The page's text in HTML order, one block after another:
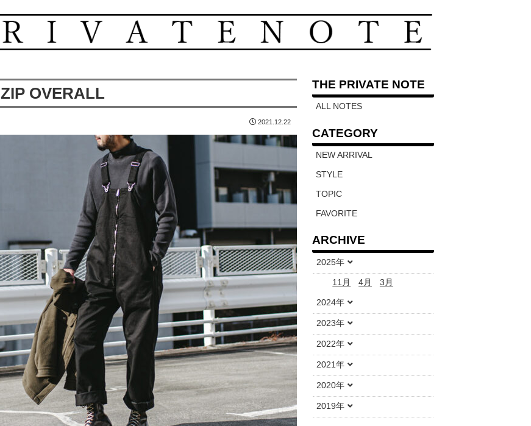
ZIP OVERALL
2021.12.22
THE PRIVATE NOTE
ALL NOTES
CATEGORY
NEW ARRIVAL
STYLE
TOPIC
FAVORITE
ARCHIVE
2025年
11月 4月 3月
2024年
2023年
2022年
2021年
2020年
2019年